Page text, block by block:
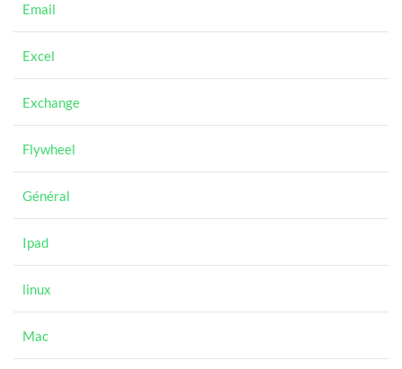
Email
Excel
Exchange
Flywheel
Général
Ipad
linux
Mac